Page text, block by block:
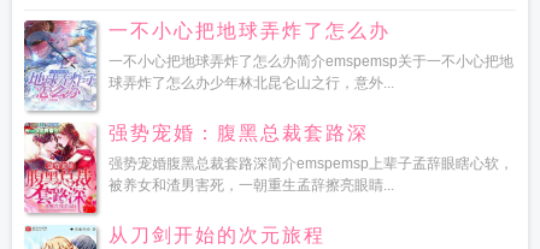
一不小心把地球弄炸了怎么办
一不小心把地球弄炸了怎么办简介emspemsp关于一不小心把地
球弄炸了怎么办少年林北昆仑山之行，意外...
强势宠婚：腹黑总裁套路深
强势宠婚腹黑总裁套路深简介emspemsp上辈子孟辞眼瞎心软，
被养女和渣男害死，一朝重生孟辞擦亮眼睛...
从刀剑开始的次元旅程